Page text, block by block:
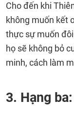
Cho đến khi
không muốn kết
thực sự muốn
họ sẽ không bỏ
minh, cách làm
3. Hạng